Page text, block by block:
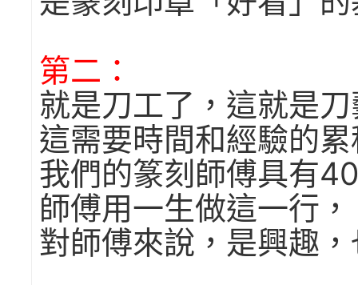
第二：
就是刀工了，這就是
這需要時間和經驗的
我們的篆刻師傅具有
師傅用一生做這一行，
對師傅來說，是興趣